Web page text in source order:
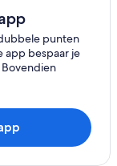
am Bodensee
punten
app bespaar je
Bovendien